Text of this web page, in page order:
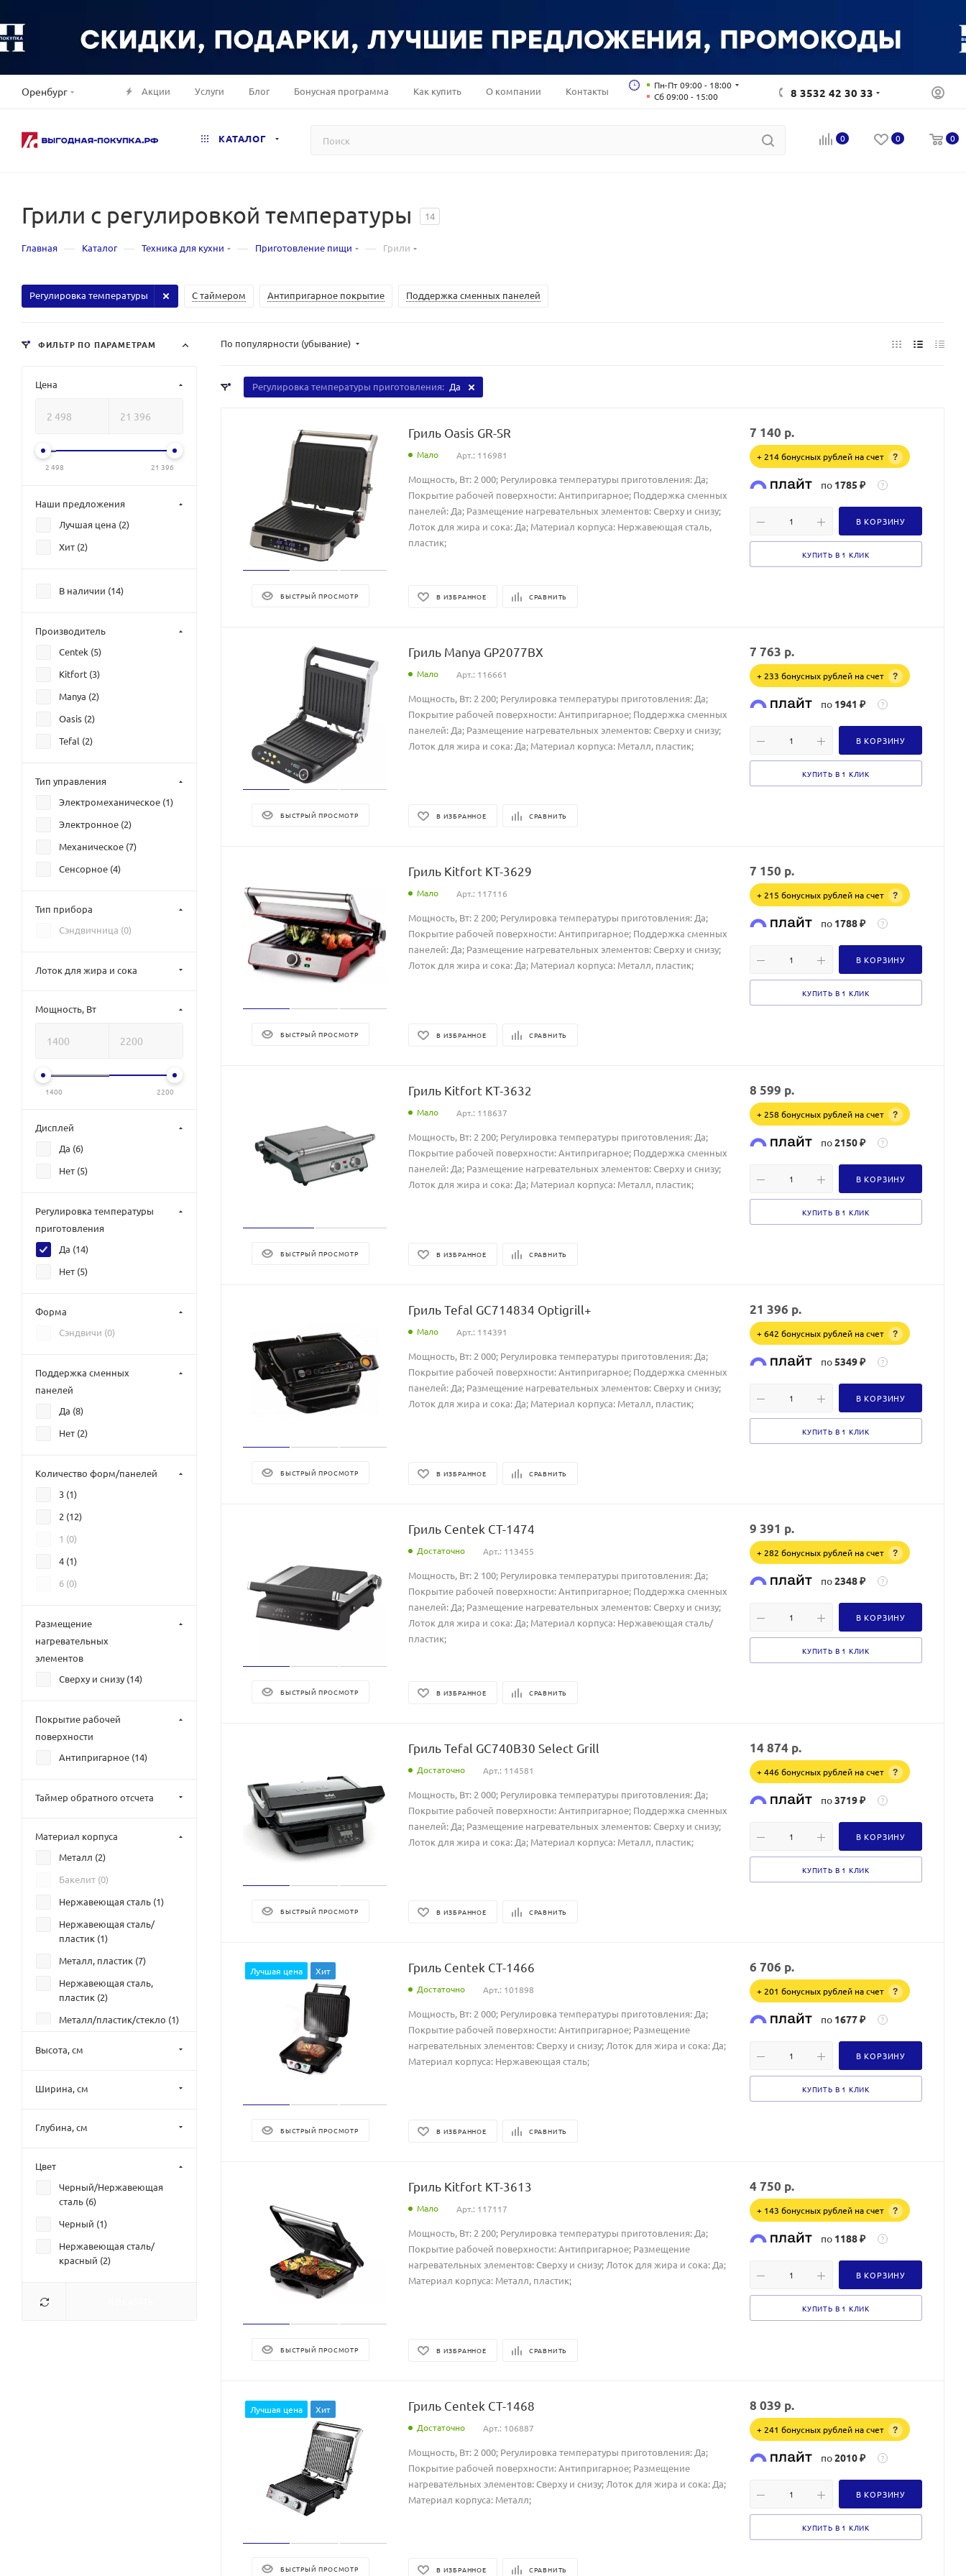
Оренбург Акции Услуги Блог Бонусная программа Как купить О компании Контакты
Пн-Пт 09:00 - 18:00
Сб 09:00 - 15:00
8 3532 42 30 33
КАТАЛОГ 0 0 0
Грили с регулировкой температуры 14
Главная — Каталог — Техника для кухни — Приготовление пищи — Грили
С таймером Антипригарное покрытие Поддержка сменных панелей
Регулировка температуры
По популярности (убывание)
Регулировка температуры приготовления: Да
БЫСТРЫЙ ПРОСМОТР
Гриль Oasis GR-SR
Мало Арт.: 116981
Мощность, Вт: 2 000; Регулировка температуры приготовления: Да;
Покрытие рабочей поверхности: Антипригарное; Поддержка сменных
панелей: Да; Размещение нагревательных элементов: Сверху и снизу;
Лоток для жира и сока: Да; Материал корпуса: Нержавеющая сталь,
пластик;
В ИЗБРАННОЕ СРАВНИТЬ
7 140 р.
+ 214 бонусных рублей на счет ?
по 1785 ₽ ?
В КОРЗИНУ
КУПИТЬ В 1 КЛИК
БЫСТРЫЙ ПРОСМОТР
Гриль Manya GP2077BX
Мало Арт.: 116661
Мощность, Вт: 2 200; Регулировка температуры приготовления: Да;
Покрытие рабочей поверхности: Антипригарное; Поддержка сменных
панелей: Да; Размещение нагревательных элементов: Сверху и снизу;
Лоток для жира и сока: Да; Материал корпуса: Металл, пластик;
В ИЗБРАННОЕ СРАВНИТЬ
7 763 р.
+ 233 бонусных рублей на счет ?
по 1941 ₽ ?
В КОРЗИНУ
КУПИТЬ В 1 КЛИК
БЫСТРЫЙ ПРОСМОТР
Гриль Kitfort КТ-3629
Мало Арт.: 117116
Мощность, Вт: 2 200; Регулировка температуры приготовления: Да;
Покрытие рабочей поверхности: Антипригарное; Поддержка сменных
панелей: Да; Размещение нагревательных элементов: Сверху и снизу;
Лоток для жира и сока: Да; Материал корпуса: Металл, пластик;
В ИЗБРАННОЕ СРАВНИТЬ
7 150 р.
+ 215 бонусных рублей на счет ?
по 1788 ₽ ?
В КОРЗИНУ
КУПИТЬ В 1 КЛИК
БЫСТРЫЙ ПРОСМОТР
Гриль Kitfort КТ-3632
Мало Арт.: 118637
Мощность, Вт: 2 200; Регулировка температуры приготовления: Да;
Покрытие рабочей поверхности: Антипригарное; Поддержка сменных
панелей: Да; Размещение нагревательных элементов: Сверху и снизу;
Лоток для жира и сока: Да; Материал корпуса: Металл, пластик;
В ИЗБРАННОЕ СРАВНИТЬ
8 599 р.
+ 258 бонусных рублей на счет ?
по2150 ₽ ?
В КОРЗИНУ
КУПИТЬ В 1 КЛИК
БЫСТРЫЙ ПРОСМОТР
Гриль Tefal GC714834 Optigrill+
Мало Арт.: 114391
Мощность, Вт: 2 000; Регулировка температуры приготовления: Да;
Покрытие рабочей поверхности: Антипригарное; Поддержка сменных
панелей: Да; Размещение нагревательных элементов: Сверху и снизу;
Лоток для жира и сока: Да; Материал корпуса: Металл, пластик;
В ИЗБРАННОЕ СРАВНИТЬ
21 396 р.
+ 642 бонусных рублей на счет ?
по 5349 ₽ ?
В КОРЗИНУ
КУПИТЬ В 1 КЛИК
БЫСТРЫЙ ПРОСМОТР
Гриль Centek CT-1474
Достаточно Арт.: 113455
Мощность, Вт: 2 100; Регулировка температуры приготовления: Да;
Покрытие рабочей поверхности: Антипригарное; Поддержка сменных
панелей: Да; Размещение нагревательных элементов: Сверху и снизу;
Лоток для жира и сока: Да; Материал корпуса: Нержавеющая сталь/
пластик;
В ИЗБРАННОЕ СРАВНИТЬ
9 391 р.
+ 282 бонусных рублей на счет ?
по2348 ₽ ?
В КОРЗИНУ
КУПИТЬ В 1 КЛИК
БЫСТРЫЙ ПРОСМОТР
Гриль Tefal GC740B30 Select Grill
Достаточно Арт.: 114581
Мощность, Вт: 2 000; Регулировка температуры приготовления: Да;
Покрытие рабочей поверхности: Антипригарное; Поддержка сменных
панелей: Да; Размещение нагревательных элементов: Сверху и снизу;
Лоток для жира и сока: Да; Материал корпуса: Металл, пластик;
В ИЗБРАННОЕ СРАВНИТЬ
14 874 р.
+ 446 бонусных рублей на счет ?
по3719 ₽ ?
В КОРЗИНУ
КУПИТЬ В 1 КЛИК
Лучшая цена Хит
БЫСТРЫЙ ПРОСМОТР
Гриль Centek CT-1466
Достаточно Арт.: 101898
Мощность, Вт: 2 000; Регулировка температуры приготовления: Да;
Покрытие рабочей поверхности: Антипригарное; Размещение
нагревательных элементов: Сверху и снизу; Лоток для жира и сока: Да;
Материал корпуса: Нержавеющая сталь;
В ИЗБРАННОЕ СРАВНИТЬ
6 706 р.
+ 201 бонусных рублей на счет ?
по 1677 ₽ ?
В КОРЗИНУ
КУПИТЬ В 1 КЛИК
БЫСТРЫЙ ПРОСМОТР
Гриль Kitfort КТ-3613
Мало Арт.: 117117
Мощность, Вт: 2 200; Регулировка температуры приготовления: Да;
Покрытие рабочей поверхности: Антипригарное; Размещение
нагревательных элементов: Сверху и снизу; Лоток для жира и сока: Да;
Материал корпуса: Металл, пластик;
В ИЗБРАННОЕ СРАВНИТЬ
4 750 р.
+ 143 бонусных рублей на счет ?
по 1188 ₽ ?
В КОРЗИНУ
КУПИТЬ В 1 КЛИК
Лучшая цена Хит
БЫСТРЫЙ ПРОСМОТР
Гриль Centek CT-1468
Достаточно Арт.: 106887
Мощность, Вт: 2 000; Регулировка температуры приготовления: Да;
Покрытие рабочей поверхности: Антипригарное; Размещение
нагревательных элементов: Сверху и снизу; Лоток для жира и сока: Да;
Материал корпуса: Металл;
В ИЗБРАННОЕ СРАВНИТЬ
8 039 р.
+ 241 бонусных рублей на счет ?
по2010 ₽ ?
В КОРЗИНУ
КУПИТЬ В 1 КЛИК
ФИЛЬТР ПО ПАРАМЕТРАМ
Цена
2 498 21 396
Наши предложения
Лучшая цена (2)
Хит (2)
В наличии (14)
Производитель
Centek (5)
Kitfort (3)
Manya (2)
Oasis (2)
Tefal (2)
Тип управления
Электромеханическое (1)
Электронное (2)
Механическое (7)
Сенсорное (4)
Тип прибора
Сэндвичница (0)
Лоток для жира и сока
Мощность, Вт
1400 2200
Дисплей
Да (6)
Нет (5)
Регулировка температуры
приготовления
Да (14)
Нет (5)
Форма
Сэндвичи (0)
Поддержка сменных
панелей
Да (8)
Нет (2)
Количество форм/панелей
3 (1)
2 (12)
1 (0)
4 (1)
6 (0)
Размещение
нагревательных
элементов
Сверху и снизу (14)
Покрытие рабочей
поверхности
Антипригарное (14)
Таймер обратного отсчета
Материал корпуса
Металл (2)
Бакелит (0)
Нержавеющая сталь (1)
Нержавеющая сталь/
пластик (1)
Металл, пластик (7)
Нержавеющая сталь,
пластик (2)
Металл/пластик/стекло (1)
Высота, см
Ширина, см
Глубина, см
Цвет
Черный/Нержавеющая
сталь (6)
Черный (1)
Нержавеющая сталь/
красный (2)